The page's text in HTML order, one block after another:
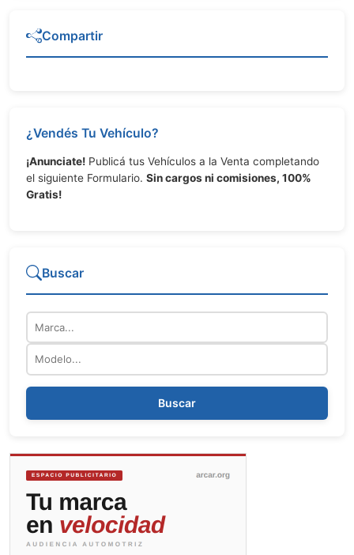
Compartir
¿Vendés Tu Vehículo?
¡Anunciate! Publicá tus Vehículos a la Venta completando
el siguiente Formulario. Sin cargos ni comisiones, 100%
Gratis!
Buscar
Marca
Modelo
Buscar